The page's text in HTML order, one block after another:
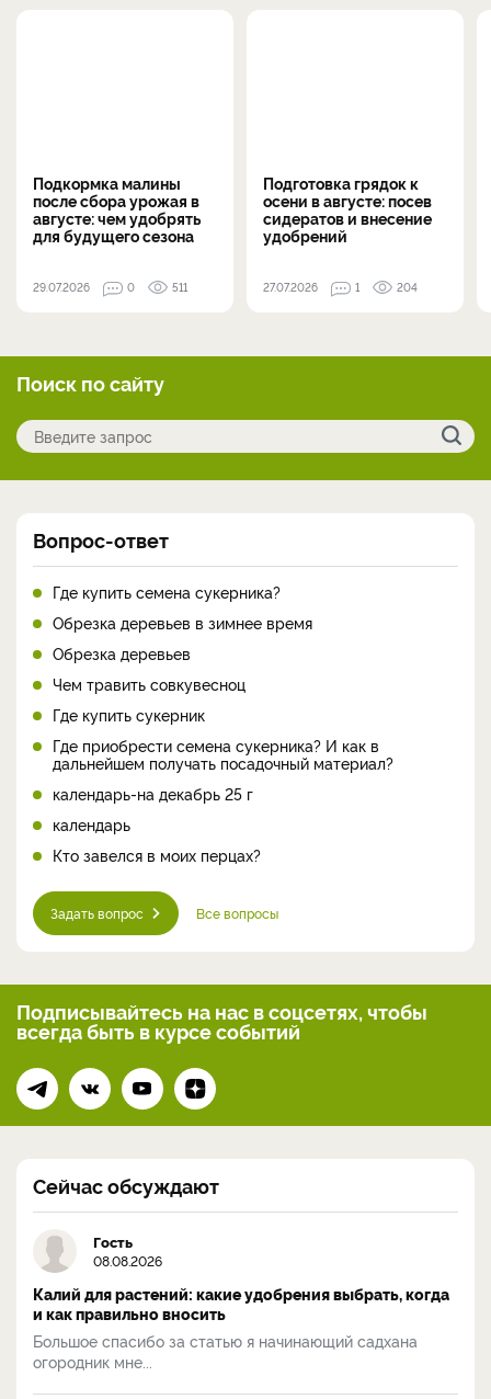
Подкормка малины
после сбора урожая в
августе: чем удобрять
для будущего сезона
29.07.2026 0 511
Подготовка грядок к
осени в августе: посев
сидератов и внесение
удобрений
27.07.2026 1 204
Поиск по сайту
Вопрос-ответ
Где купить семена сукерника?
Обрезка деревьев в зимнее время
Обрезка деревьев
Чем травить совкувесноц
Где купить сукерник
Где приобрести семена сукерника? И как в
дальнейшем получать посадочный материал?
календарь-на декабрь 25 г
календарь
Кто завелся в моих перцах?
Задать вопрос Все вопросы
Подписывайтесь на нас в соцсетях, чтобы
всегдабыть в курсе событий
Сейчас обсуждают
Гость
08.08.2026
Калий для растений: какие удобрения выбрать, когда
и как правильно вносить
Большое спасибо за статью я начинающий садхана
огородник мне...